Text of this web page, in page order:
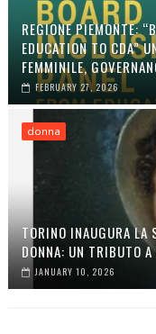
REGIONE PIEMONTE:
EDUCATION TO CDA”
FEMMINILE,
FEBRUARY 27, 2026
donna
TORINO INAUGURA LA
DONNA: UN TRIBUTO
JANUARY 10, 2026